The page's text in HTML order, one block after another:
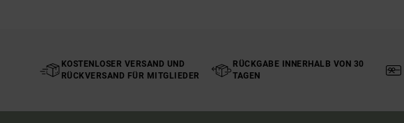
KOSTENLOSER VERSAND UND
RÜCKVERSAND FÜR MITGLIEDER
RÜCKGABE INNERHALB VON 30
TAGEN